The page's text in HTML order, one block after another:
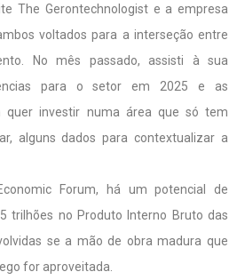
The Gerontechnologist e a empresa
voltados para a interseção entre
No mês passado, assisti à sua
para o setor em 2025 e as
quer investir numa área que só tem
alguns dados para contextualizar a
Forum, há um potencial de
trilhões no Produto Interno Bruto das
se a mão de obra madura que
for aproveitada.